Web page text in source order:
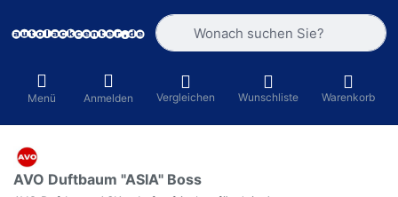
Geben Sie einen Suchbegriff ein.
Menü Anmelden Vergleichen Wunschliste Warenkorb
AVO Duftbaum "ASIA" Boss